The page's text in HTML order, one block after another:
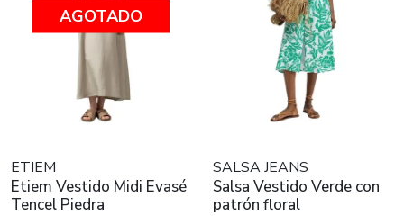
AGOTADO
ETIEM
Etiem Vestido Midi Evasé
Tencel Piedra
SALSA JEANS
Salsa Vestido Verde con
patrón floral